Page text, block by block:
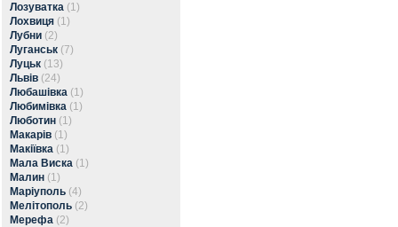
Лозуватка (1)
Лохвиця (1)
Лубни (2)
Луганськ (7)
Луцьк (13)
Львів (24)
Любашівка (1)
Любимівка (1)
Люботин (1)
Макарів (1)
Макіївка (1)
Мала Виска (1)
Малин (1)
Маріуполь (4)
Мелітополь (2)
Мерефа (2)